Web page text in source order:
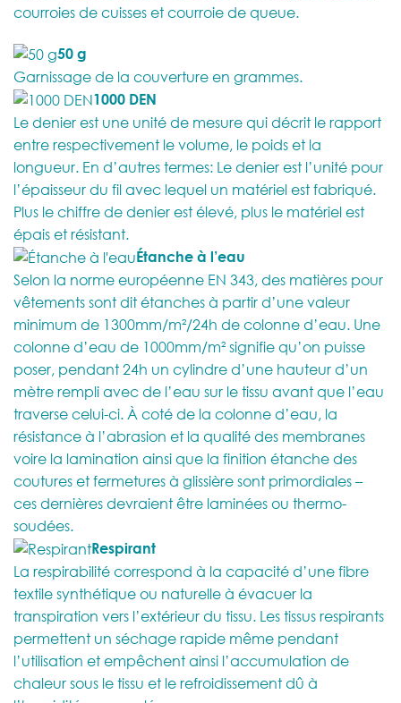
courroies de cuisses et courroie de queue.
50 g
Garnissage de la couverture en grammes.
1000 DEN
Le denier est une unité de mesure qui décrit le rapport
entre respectivement le volume, le poids et la
longueur. En d’autres termes: Le denier est l’unité pour
l’épaisseur du fil avec lequel un matériel est fabriqué.
Plus le chiffre de denier est élevé, plus le matériel est
épais et résistant.
Étanche à l’eau
Selon la norme européenne EN 343, des matières pour
vêtements sont dit étanches à partir d’une valeur
minimum de 1300mm/m²/24h de colonne d’eau. Une
colonne d’eau de 1000mm/m² signifie qu’on puisse
poser, pendant 24h un cylindre d’une hauteur d’un
mètre rempli avec de l’eau sur le tissu avant que l’eau
traverse celui-ci. À coté de la colonne d’eau, la
résistance à l’abrasion et la qualité des membranes
voire la lamination ainsi que la finition étanche des
coutures et fermetures à glissière sont primordiales –
ces dernières devraient être laminées ou thermo-
soudées.
Respirant
La respirabilité correspond à la capacité d’une fibre
textile synthétique ou naturelle à évacuer la
transpiration vers l’extérieur du tissu. Les tissus respirants
permettent un séchage rapide même pendant
l’utilisation et empêchent ainsi l’accumulation de
chaleur sous le tissu et le refroidissement dû à